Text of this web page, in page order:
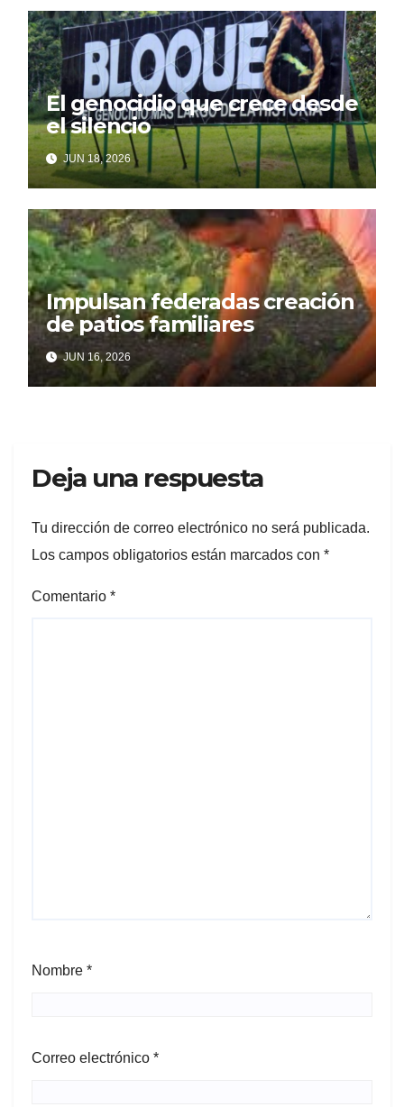
El genocidio que crece desde
el silencio
JUN 18, 2026
Impulsan federadas creación
de patios familiares
JUN 16, 2026
Deja una respuesta
Tu dirección de correo electrónico no será publicada.
Los campos obligatorios están marcados con *
Comentario *
Nombre *
Correo electrónico *